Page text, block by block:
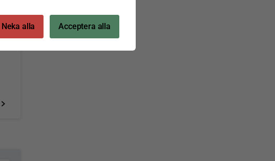
Neka alla Acceptera alla